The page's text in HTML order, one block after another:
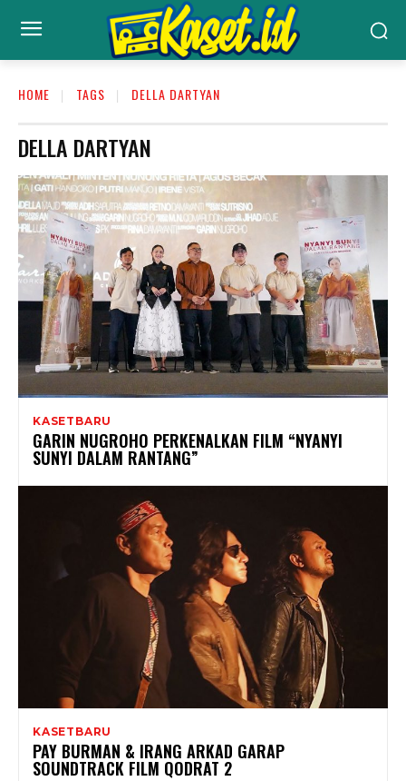
HOME TAGS DELLA DARTYAN
DELLA DARTYAN
KASETBARU
GARIN NUGROHO PERKENALKAN FILM “NYANYI
SUNYI DALAM RANTANG”
KASETBARU
PAY BURMAN & IRANG ARKAD GARAP
SOUNDTRACK FILM QODRAT 2